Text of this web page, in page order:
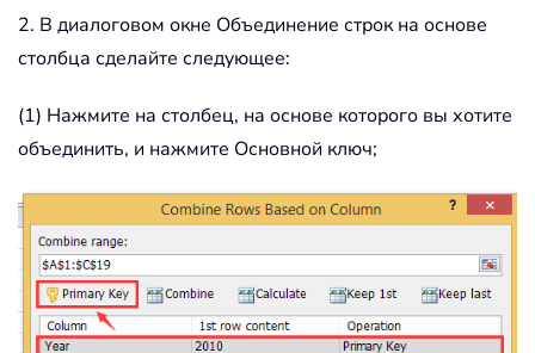
2. В диалоговом окне Объединение строк на основе
столбца сделайте следующее:
(1) Нажмите на столбец, на основе которого вы хотите
объединить, и нажмите Основной ключ;